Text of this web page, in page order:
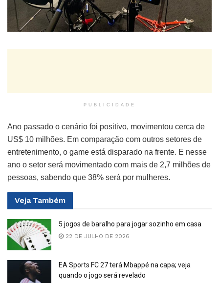
PUBLICIDADE
Ano passado o cenário foi positivo, movimentou cerca de
US$ 10 milhões. Em comparação com outros setores de
entretenimento, o game está disparado na frente. E nesse
ano o setor será movimentado com mais de 2,7 milhões de
pessoas, sabendo que 38% será por mulheres.
Veja Também
5 jogos de baralho para jogar sozinho em casa
22 DE JULHO DE 2026
EA Sports FC 27 terá Mbappé na capa; veja
quando o jogo será revelado